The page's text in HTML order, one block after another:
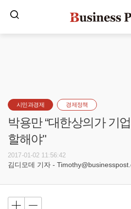
시민과경제 경제정책
박용만 “대한상의가 기
할해야"
2017-01-02 11:56:42
김디모데 기자 -